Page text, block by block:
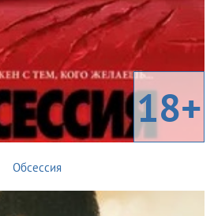
18+
Обсессия